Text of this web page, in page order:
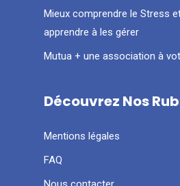
Mieux comprendre le Stress
apprendre à les gérer
Mutua + une association à
Découvrez Nos
Mentions légales
FAQ